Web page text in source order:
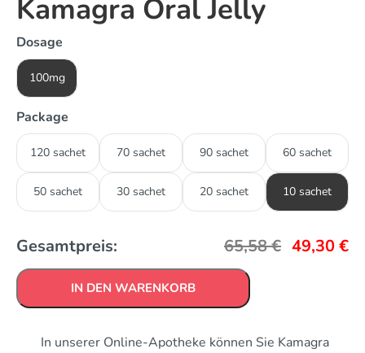
Kamagra Oral Jelly
Dosage
100mg
Package
120 sachet 70 sachet 90 sachet 60 sachet
50 sachet 30 sachet 20 sachet 10 sachet
Gesamtpreis: 65,58€ 49,30€
IN DEN WARENKORB
In unserer Online-Apotheke können Sie Kamagra